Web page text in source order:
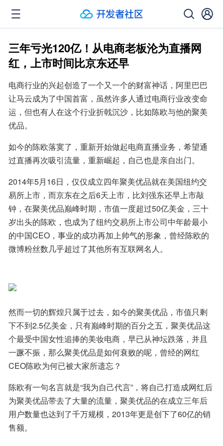
三年亏光120亿！从电商老板沦为直播网
红，上市时间比京东还早
电商行业的兴起创造了一个又一个的财富神话，阿里巴巴
让马云成为了中国首富，虽然许多人通过电商行业改变命
运，但也有人在这个行业折戟沉沙，比如陈欧与他的聚美
优品。
如今的陈欧落寞了，重新开始做起电商直播业务，希望通
过直播再次吸引流量，重新崛起，自己也是亲自出门。
2014年5月16日，仅仅成立四年聚美优品就在美国纽约交
易所上市，而京东在之后6天上市，比刘强东还早上市敲
钟，在聚美优品巅峰时期，市值一度超过50亿美金，三十
岁出头的陈欧，也成为了纽约交易所上市公司中年龄最小
的中国CEO，事业的成功再加上帅气的形象，曾经陈欧的
微博粉丝数几乎超过了其他所有互联网名人。
然而一切的辉煌只属于过去，如今的聚美优品，市值只剩
下不到2.5亿美金，只有巅峰时期的百分之五，聚美优品这
个最受中国女性追捧的美妆电商，早已从神坛跌落，并且
一蹶不振，那么聚美优品是如何衰败的呢，曾经的网红
CEO陈欧为何已被大家所遗忘？
陈欧有一句名言就是“我为自己代言”，将自己打造成网红后
为聚美优品带去了大量的流量，聚美优品的在成立三年后
用户数量也达到了千万规模，2013年更是创下了60亿的销
售额。